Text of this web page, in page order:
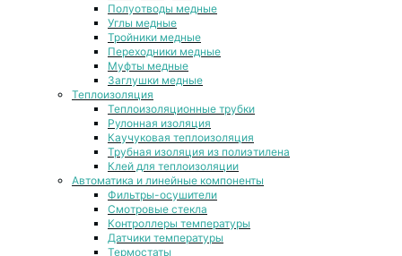
Полуотводы медные
Углы медные
Тройники медные
Переходники медные
Муфты медные
Заглушки медные
Теплоизоляция
Теплоизоляционные трубки
Рулонная изоляция
Каучуковая теплоизоляция
Трубная изоляция из полиэтилена
Клей для теплоизоляции
Автоматика и линейные компоненты
Фильтры-осушители
Смотровые стекла
Контроллеры температуры
Датчики температуры
Термостаты